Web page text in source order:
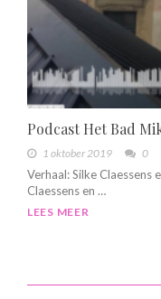
Podcast Het Bad
1 oktober 2019 0
Verhaal: Silke Claessens
Claessens en …
LEES MEER